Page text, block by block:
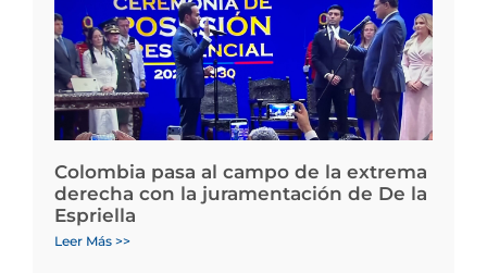
Colombia pasa al campo de la extrema
derecha con la juramentación de De la
Espriella
Leer Más >>